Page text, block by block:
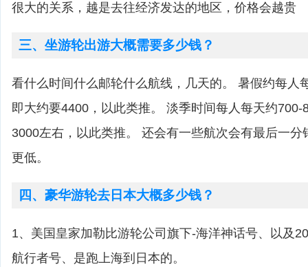
很大的关系，越是去往经济发达的地区，价格会越贵
三、坐游轮出游大概需要多少钱？
看什么时间什么邮轮什么航线，几天的。 暑假约每人
即大约要4400，以此类推。 淡季时间每人每天约700-
3000左右，以此类推。 还会有一些航次会有最后一分
更低。
四、豪华游轮去日本大概多少钱？
1、美国皇家加勒比游轮公司旗下-海洋神话号、以及
航行者号、是跑上海到日本的。